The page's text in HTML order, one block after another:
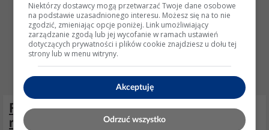
Faac 740 741 - Synchronizacja dwóch
różnych połówek bramy
Niektórzy dostawcy mogą przetwarzać Twoje dane osobowe
na podstawie uzasadnionego interesu. Możesz się na to nie
zgodzić, zmieniając opcje poniżej. Link umożliwiający
zarządzanie zgodą lub jej wycofanie w ramach ustawień
dotyczących prywatności i plików cookie znajdziesz u dołu tej
strony lub w menu witryny.
Akceptuję
Odrzuć wszystko